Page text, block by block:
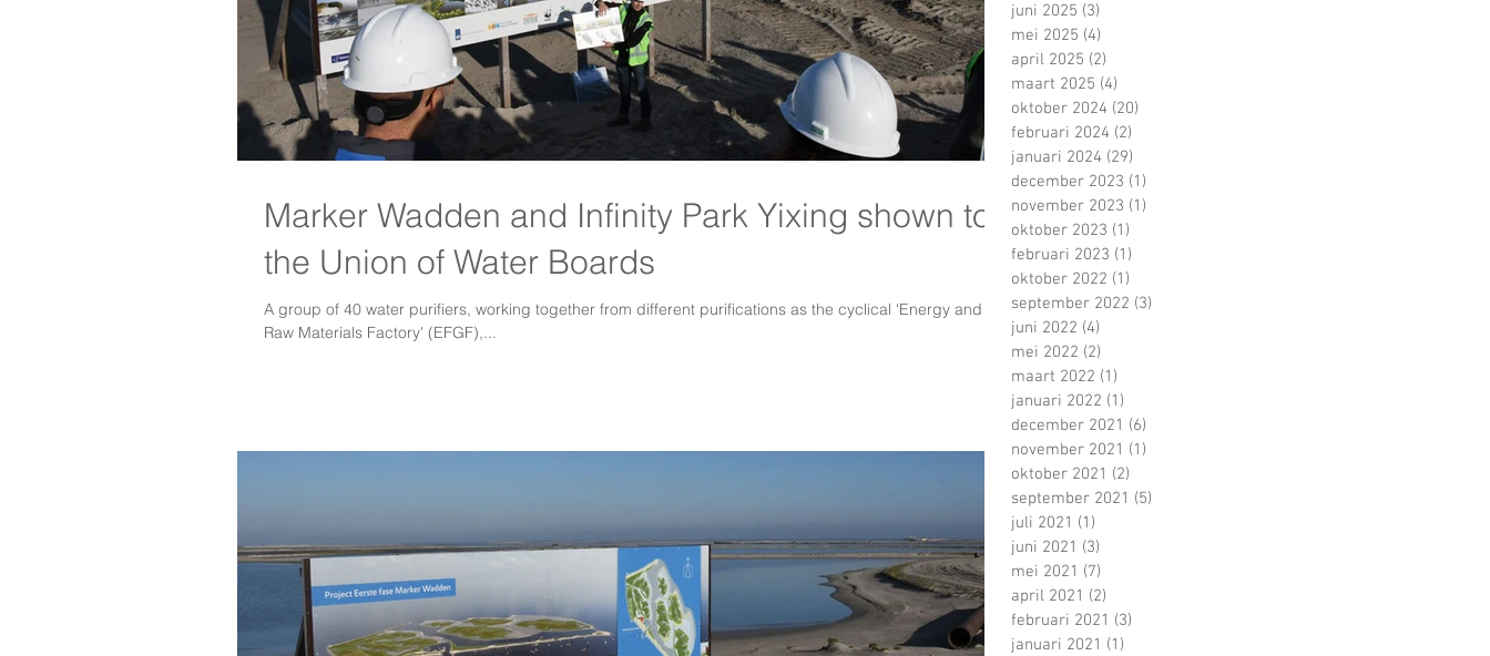
Marker Wadden and Infinity Park Yixing shown to
the Union of Water Boards
A group of 40 water purifiers, working together from different purifications as the cyclical 'Energy and
Raw Materials Factory' (EFGF),...
juni 2025 (3)
mei 2025 (4)
april 2025 (2)
maart 2025 (4)
oktober 2024 (20)
februari 2024 (2)
januari 2024 (29)
december 2023 (1)
november 2023 (1)
oktober 2023 (1)
februari 2023 (1)
oktober 2022 (1)
september 2022 (3)
juni 2022 (4)
mei 2022 (2)
maart 2022 (1)
januari 2022 (1)
december 2021 (6)
november 2021 (1)
oktober 2021 (2)
september 2021 (5)
juli 2021 (1)
juni 2021 (3)
mei 2021 (7)
april 2021 (2)
februari 2021 (3)
januari 2021 (1)